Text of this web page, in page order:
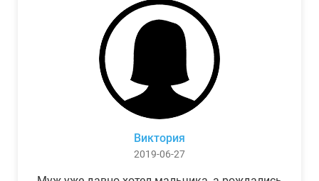
Виктория
2019-06-27